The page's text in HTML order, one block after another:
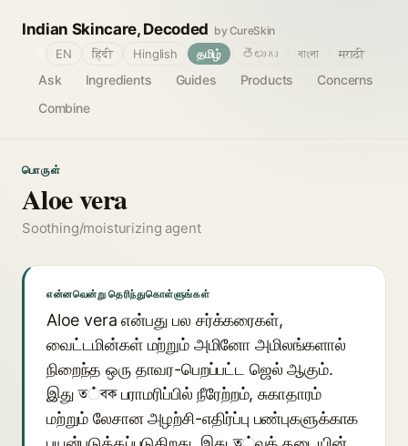
Indian Skincare, Decoded by CureSkin
Ask Ingredients Guides Products
Concerns
Combine
EN हिंदी Hinglish தமிழ் తెలుగు বাংলা मराठी
பொருள்
Aloe vera
Soothing/moisturizing agent
என்னவென்று தெரிந்துகொள்ளுங்கள்
Aloe vera என்பது பல சர்க்கரைகள்,
வைட்டமின்கள் மற்றும் அமினோ அமிலங்களால்
நிறைந்த ஒரு தாவர-பெறப்பட்ட ஜெல் ஆகும்.
இது ত்বক பராமரிப்பில் நீரேற்றம், சுகாதாரம்
மற்றும் லேசான அழற்சி-எதிர்ப்பு பண்புகளுக்காக